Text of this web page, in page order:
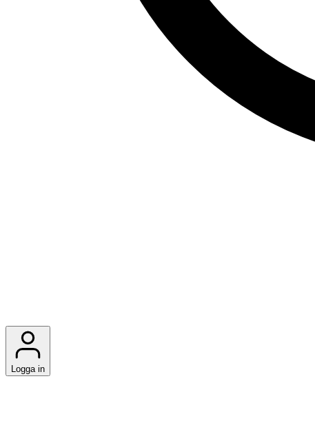
Logga in